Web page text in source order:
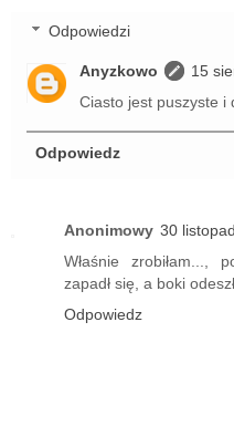
Odpowiedzi
Anyzkowo
15
Ciasto jest puszyste i
Odpowiedz
Anonimowy 30
Właśnie zrobiłam...,
zapadł się, a boki
Odpowiedz